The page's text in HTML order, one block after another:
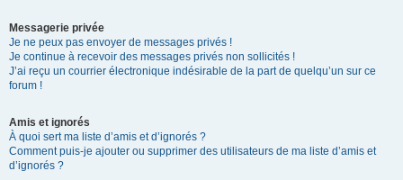
Messagerie privée
Je ne peux pas envoyer de messages privés !
Je continue à recevoir des messages privés non sollicités !
J’ai reçu un courrier électronique indésirable de la part de quelqu’un sur ce
forum !
Amis et ignorés
À quoi sert ma liste d’amis et d’ignorés ?
Comment puis-je ajouter ou supprimer des utilisateurs de ma liste d’amis et
d’ignorés ?